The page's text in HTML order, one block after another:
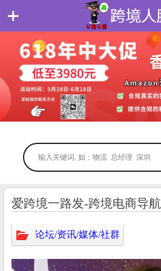
爱跨境一路发-跨境电商导航
论坛/资讯/媒体/社群